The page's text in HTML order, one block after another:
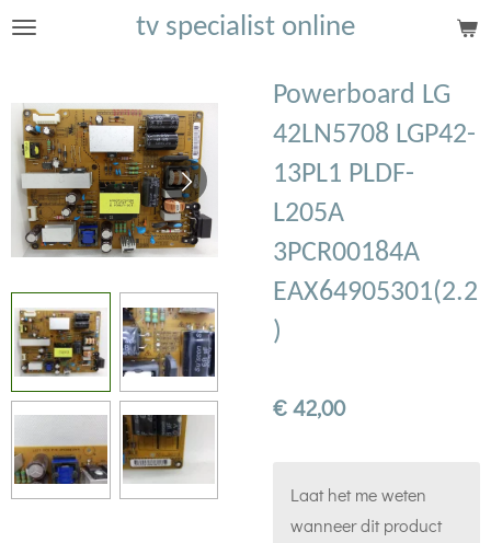
Ga
de
hoofdinhoud
tv specialist online
Powerboard LG
42LN5708 LGP42-
13PL1 PLDF-
L205A
3PCR00184A
EAX64905301(2.2
)
€ 42,00
Laat het me weten
wanneer dit product